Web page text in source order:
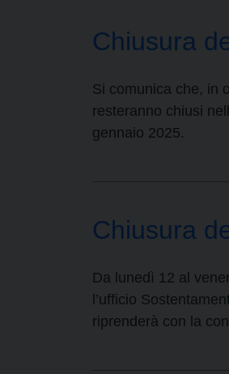
Chiusura
Si comunica che, in
resteranno chiusi
gennaio 2025.
Chiusura
Da lunedì 12 al
l’ufficio
riprenderà con la